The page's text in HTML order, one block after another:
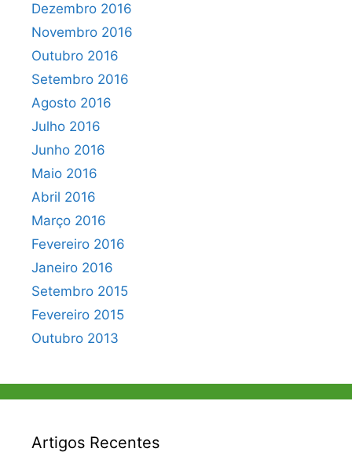
Dezembro 2016
Novembro 2016
Outubro 2016
Setembro 2016
Agosto 2016
Julho 2016
Junho 2016
Maio 2016
Abril 2016
Março 2016
Fevereiro 2016
Janeiro 2016
Setembro 2015
Fevereiro 2015
Outubro 2013
Artigos Recentes